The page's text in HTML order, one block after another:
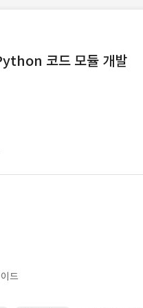
코드 모듈 개발
드